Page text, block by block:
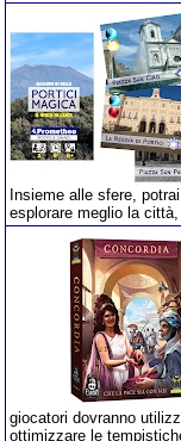
Insieme alle sfere,
esplorare meglio la
giocatori dovranno
ottimizzare le